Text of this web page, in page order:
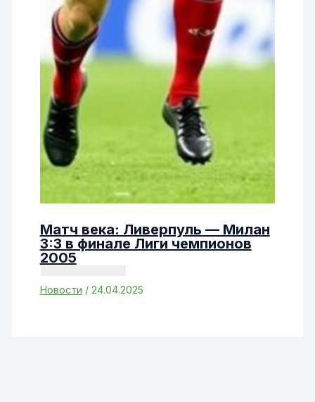
Матч века: Ливерпуль — Милан
3:3 в финале Лиги чемпионов
2005
Новости / 24.04.2025